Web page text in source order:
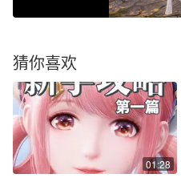
猜你喜欢
01:28